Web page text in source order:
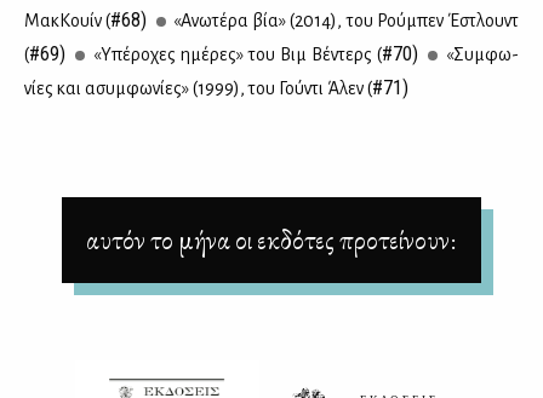
Μακ­Κουίν (#68)
«Ανω­τέ­ρα βία» (2014), του Ρού­μπεν Έστλουντ
(#69) «Υπέ­ρο­χες ημέ­ρες» του Βιμ Βέ­ντερς (#70)
«Συμ­φω­
νί­ες και ασυμ­φω­νί­ες» (1999), του Γού­ντι Άλεν (#71)
αυτόν το μήνα οι εκδότες προτείνουν: